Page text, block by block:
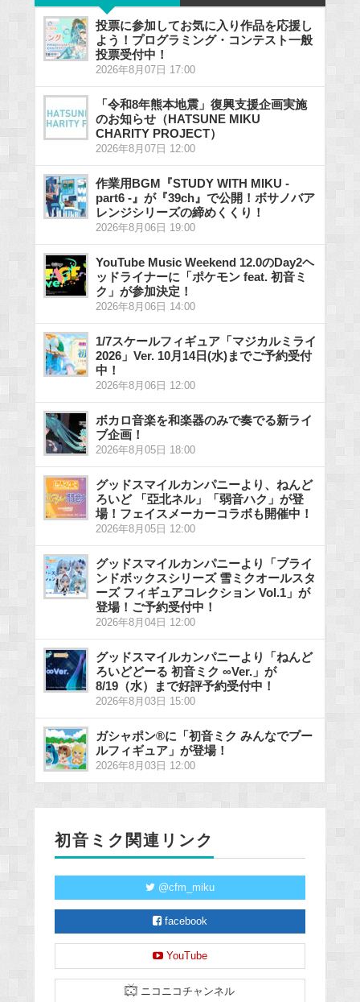
投票に参加してお気に入り作品を応援し
よう！プログラミング・コンテスト一般
投票受付中！
2026年8月07日 17:00
「令和8年熊本地震」復興支援企画実施
のお知らせ（HATSUNE MIKU
CHARITY PROJECT）
2026年8月07日 12:00
作業用BGM『STUDY WITH MIKU -
part6 -』が『39ch』で公開！ボサノバア
レンジシリーズの締めくくり！
2026年8月06日 19:00
YouTube Music Weekend 12.0のDay2ヘ
ッドライナーに「ポケモン feat. 初音ミ
ク」が参加決定！
2026年8月06日 14:00
1/7スケールフィギュア「マジカルミライ
2026」Ver. 10月14日(水)までご予約受付
中！
2026年8月06日 12:00
ボカロ音楽を和楽器のみで奏でる新ライ
ブ企画！
2026年8月05日 18:00
グッドスマイルカンパニーより、ねんど
ろいど 「亞北ネル」「弱音ハク」が登
場！フェイスメーカーコラボも開催中！
2026年8月05日 12:00
グッドスマイルカンパニーより「ブライ
ンドボックスシリーズ 雪ミクオールスタ
ーズ フィギュアコレクション Vol.1」が
登場！ご予約受付中！
2026年8月04日 12:00
グッドスマイルカンパニーより「ねんど
ろいどどーる 初音ミク ∞Ver.」が
8/19（水）まで好評予約受付中！
2026年8月03日 15:00
ガシャポン®に「初音ミク みんなでプー
ルフィギュア」が登場！
2026年8月03日 12:00
初音ミク関連リンク
@cfm_miku
facebook
YouTube
ニコニコチャンネル